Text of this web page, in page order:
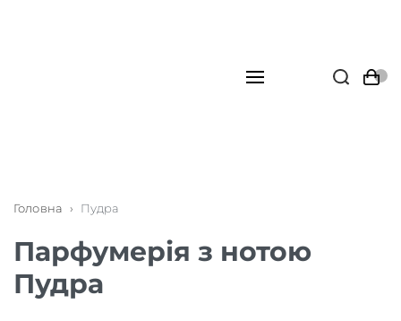
Головна › Пудра
Парфумерія з нотою
Пудра